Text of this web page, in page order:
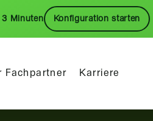
Minuten Konfiguration starten
Fachpartner Karriere